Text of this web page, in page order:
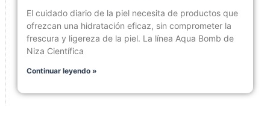
El cuidado diario de la piel necesita de productos que
ofrezcan una hidratación eficaz, sin comprometer la
frescura y ligereza de la piel. La línea Aqua Bomb de
Niza Científica
Continuar leyendo »